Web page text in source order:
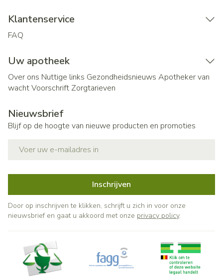
Klantenservice
FAQ
Uw apotheek
Over ons Nuttige links Gezondheidsnieuws Apotheker van
wachtVoorschrift Zorgtarieven
Nieuwsbrief
Blijf op de hoogte van nieuwe producten en promoties
Inschrijven
Door op inschrijven te klikken, schrijft u zich in voor onze
nieuwsbrief en gaat u akkoord met onze privacy policy.